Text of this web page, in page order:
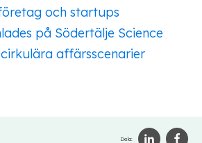
och startups
på Södertälje Science
affärsscenarier
Dela: